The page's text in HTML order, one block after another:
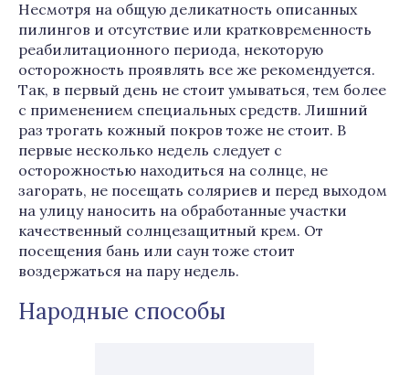
Несмотря на общую деликатность описанных
пилингов и отсутствие или кратковременность
реабилитационного периода, некоторую
осторожность проявлять все же рекомендуется.
Так, в первый день не стоит умываться, тем более
с применением специальных средств. Лишний
раз трогать кожный покров тоже не стоит. В
первые несколько недель следует с
осторожностью находиться на солнце, не
загорать, не посещать соляриев и перед выходом
на улицу наносить на обработанные участки
качественный солнцезащитный крем. От
посещения бань или саун тоже стоит
воздержаться на пару недель.
Народные способы